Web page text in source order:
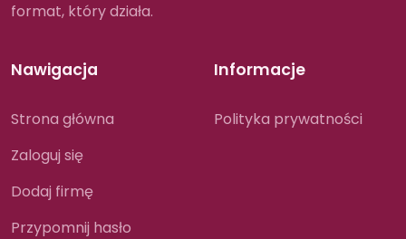
format, który działa.
Nawigacja
Strona główna
Zaloguj się
Dodaj firmę
Przypomnij hasło
Informacje
Polityka prywatności